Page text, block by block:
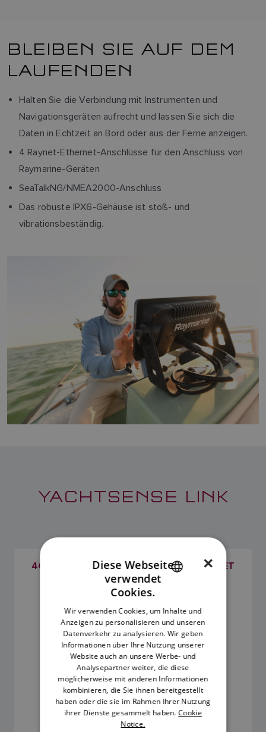
BLEIBEN SIE AUF DEM
LAUFENDEN
Halten Sie die Verbindung mit Instrumenten und
Navigationsgeräten aufrecht und lassen Sie sich die
Daten in Echtzeit an Bord oder aus der Ferne anzeigen.
4 Raynet-Ethernet-Anschlüsse für den Anschluss von
Raymarine-Geräten
SeaTalkNG/NMEA2000-Anschluss
Das robuste IPX6-Gehäuse ist stoß- und
vibrationsbeständig.
YACHTSENSE LINK
4G-MARINE-ROUTER MIT GPS, WLAN, RAYNET
UND DIGITALEN
EINGANGS-/AUSGANGSANSCHLÜSSEN
DANISH
ITALIAN
SWEDISH
GERMAN
DUTCH
×
Diese Webseite
verwendet
Cookies.
Wir verwenden Cookies, um Inhalte und
Anzeigen zu personalisieren und unseren
Datenverkehr zu analysieren. Wir geben
Informationen über Ihre Nutzung unserer
Website auch an unsere Werbe- und
Analysepartner weiter, die diese
möglicherweise mit anderen Informationen
kombinieren, die Sie ihnen bereitgestellt
haben oder die sie im Rahmen Ihrer Nutzung
ihrer Dienste gesammelt haben. Cookie
Notice.